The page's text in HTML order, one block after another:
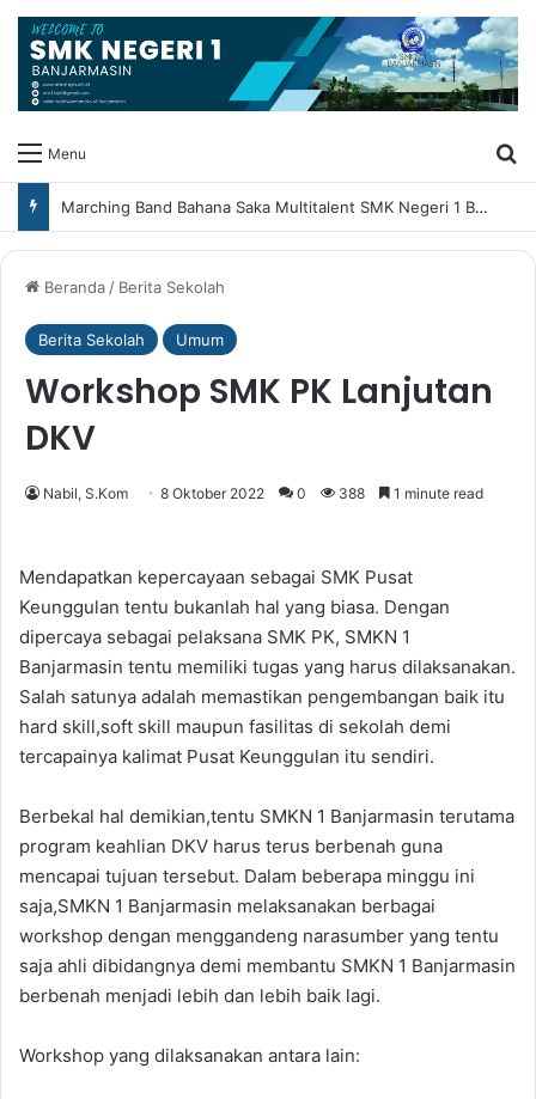
Menu
Marching Band Bahana Saka Multitalent SMK Negeri 1 Banjarmasin Borong Prestasi di Festival Borneo Marching Day 2026
Beranda/ Berita Sekolah
Berita Sekolah Umum
Workshop SMK PK Lanjutan
DKV
Nabil, S.Kom 8 Oktober 2022 0 388 1 minute read
Mendapatkan kepercayaan sebagai SMK Pusat
Keunggulan tentu bukanlah hal yang biasa. Dengan
dipercaya sebagai pelaksana SMK PK, SMKN 1
Banjarmasin tentu memiliki tugas yang harus dilaksanakan.
Salah satunya adalah memastikan pengembangan baik itu
hard skill,soft skill maupun fasilitas di sekolah demi
tercapainya kalimat Pusat Keunggulan itu sendiri.
Berbekal hal demikian,tentu SMKN 1 Banjarmasin terutama
program keahlian DKV harus terus berbenah guna
mencapai tujuan tersebut. Dalam beberapa minggu ini
saja,SMKN 1 Banjarmasin melaksanakan berbagai
workshop dengan menggandeng narasumber yang tentu
saja ahli dibidangnya demi membantu SMKN 1 Banjarmasin
berbenah menjadi lebih dan lebih baik lagi.
Workshop yang dilaksanakan antara lain: